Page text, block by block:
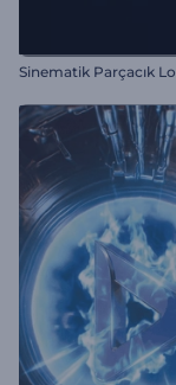
Sinematik Parçacık